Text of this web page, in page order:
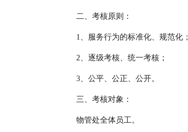
二、考核原则：
1、服务行为的标准化、规范化；
2、逐级考核、统一考核；
3、公平、公正、公开。
三、考核对象：
物管处全体员工。